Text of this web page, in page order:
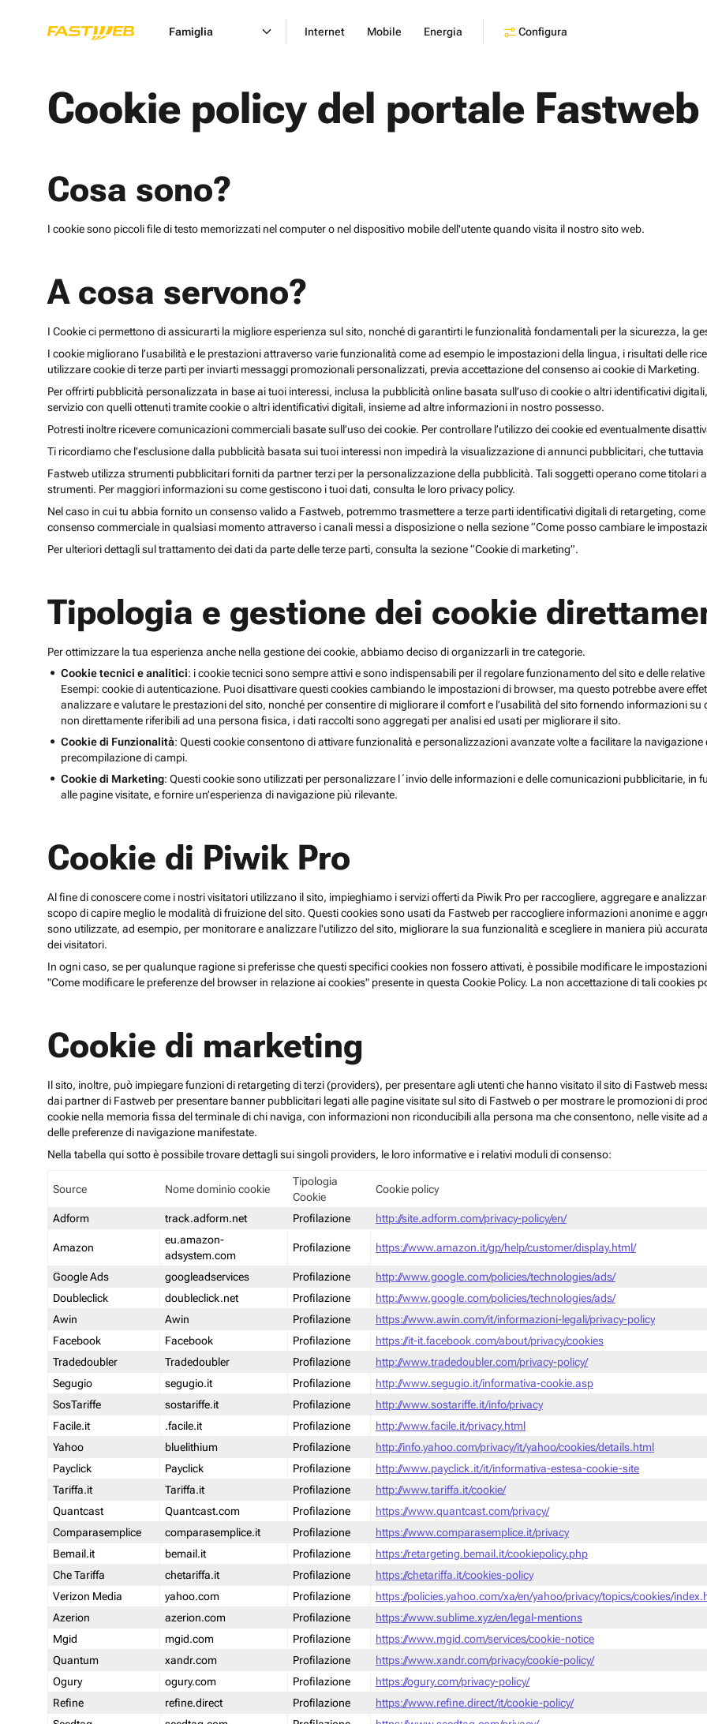
Famiglia Internet Mobile Energia Configura
Cookie policy del portale Fastweb
Cosa sono?
I cookie sono piccoli file di testo memorizzati nel computer o nel dispositivo mobile dell'utente quando visita il nostro sito web.
A cosa servono?
I Cookie ci permettono di assicurarti la migliore esperienza sul sito, nonché di garantirti le funzionalità fondamentali per la sicurezza, la
I cookie migliorano l’usabilità e le prestazioni attraverso varie funzionalità come ad esempio le impostazioni della lingua, i risultati delle
utilizzare cookie di terze parti per inviarti messaggi promozionali personalizzati, previa accettazione del consenso ai cookie di Marketing.
Per offrirti pubblicità personalizzata in base ai tuoi interessi, inclusa la pubblicità online basata sull’uso di cookie o altri identificativi
servizio con quelli ottenuti tramite cookie o altri identificativi digitali, insieme ad altre informazioni in nostro possesso.
Potresti inoltre ricevere comunicazioni commerciali basate sull’uso dei cookie. Per controllare l’utilizzo dei cookie ed eventualmente
Ti ricordiamo che l’esclusione dalla pubblicità basata sui tuoi interessi non impedirà la visualizzazione di annunci pubblicitari, che
Fastweb utilizza strumenti pubblicitari forniti da partner terzi per la personalizzazione della pubblicità. Tali soggetti operano come
strumenti. Per maggiori informazioni su come gestiscono i tuoi dati, consulta le loro privacy policy.
Nel caso in cui tu abbia fornito un consenso valido a Fastweb, potremmo trasmettere a terze parti identificativi digitali di retargeting,
consenso commerciale in qualsiasi momento attraverso i canali messi a disposizione o nella sezione “Come posso cambiare le
Per ulteriori dettagli sul trattamento dei dati da parte delle terze parti, consulta la sezione “Cookie di marketing”.
Tipologia e gestione dei cookie
Per ottimizzare la tua esperienza anche nella gestione dei cookie, abbiamo deciso di organizzarli in tre categorie.
Cookie tecnici e analitici: i cookie tecnici sono sempre attivi e sono indispensabili per il regolare funzionamento del sito e delle
Esempi: cookie di autenticazione. Puoi disattivare questi cookies cambiando le impostazioni di browser, ma questo potrebbe avere
analizzare e valutare le prestazioni del sito, nonché per consentire di migliorare il comfort e l’usabilità del sito fornendo informazioni
non direttamente riferibili ad una persona fisica, i dati raccolti sono aggregati per analisi ed usati per migliorare il sito.
Cookie di Funzionalità: Questi cookie consentono di attivare funzionalità e personalizzazioni avanzate volte a facilitare la
precompilazione di campi.
Cookie di Marketing: Questi cookie sono utilizzati per personalizzare l´invio delle informazioni e delle comunicazioni pubblicitarie, in
alle pagine visitate, e fornire un’esperienza di navigazione più rilevante.
Cookie di Piwik Pro
Al fine di conoscere come i nostri visitatori utilizzano il sito, impieghiamo i servizi offerti da Piwik Pro per raccogliere, aggregare e
scopo di capire meglio le modalità di fruizione del sito. Questi cookies sono usati da Fastweb per raccogliere informazioni anonime e
sono utilizzate, ad esempio, per monitorare e analizzare l'utilizzo del sito, migliorare la sua funzionalità e scegliere in maniera più
dei visitatori.
In ogni caso, se per qualunque ragione si preferisse che questi specifici cookies non fossero attivati, è possibile modificare le
"Come modificare le preferenze del browser in relazione ai cookies" presente in questa Cookie Policy. La non accettazione di tali cookies
Cookie di marketing
Il sito, inoltre, può impiegare funzioni di retargeting di terzi (providers), per presentare agli utenti che hanno visitato il sito di Fastweb
dai partner di Fastweb per presentare banner pubblicitari legati alle pagine visitate sul sito di Fastweb o per mostrare le promozioni di
cookie nella memoria fissa del terminale di chi naviga, con informazioni non riconducibili alla persona ma che consentono, nelle visite
delle preferenze di navigazione manifestate.
Nella tabella qui sotto è possibile trovare dettagli sui singoli providers, le loro informative e i relativi moduli di consenso:
Source Nome dominio cookie
Tipologia
Cookie
Cookie policy
Adform track.adform.net Profilazione http://site.adform.com/privacy-policy/en/
Amazon
eu.amazon-
adsystem.com
Profilazione https://www.amazon.it/gp/help/customer/display.html/
Google Ads googleadservices Profilazione
http://www.google.com/policies/technologies/ads/
Doubleclick
doubleclick.net Profilazione
http://www.google.com/policies/technologies/ads/
Awin
Awin Profilazione
https://www.awin.com/it/informazioni-legali/privacy-policy
Facebook
Facebook Profilazione
https://it-it.facebook.com/about/privacy/cookies
Tradedoubler
Tradedoubler Profilazione
http://www.tradedoubler.com/privacy-policy/
Segugio
segugio.it Profilazione
http://www.segugio.it/informativa-cookie.asp
SosTariffe
sostariffe.it Profilazione
http://www.sostariffe.it/info/privacy
Facile.it
.facile.it Profilazione
http://www.facile.it/privacy.html
Yahoo
bluelithium Profilazione
http://info.yahoo.com/privacy/it/yahoo/cookies/details.html
Payclick
Payclick Profilazione
http://www.payclick.it/it/informativa-estesa-cookie-site
Tariffa.it
Tariffa.it Profilazione
http://www.tariffa.it/cookie/
Quantcast
Quantcast.com Profilazione
https://www.quantcast.com/privacy/
Comparasemplice
comparasemplice.it Profilazione
https://www.comparasemplice.it/privacy
Bemail.it
bemail.it Profilazione
https://retargeting.bemail.it/cookiepolicy.php
Che Tariffa
chetariffa.it Profilazione
https://chetariffa.it/cookies-policy
Verizon Media
yahoo.com Profilazione
https://policies.yahoo.com/xa/en/yahoo/privacy/topics/cookies/
Azerion
azerion.com Profilazione
https://www.sublime.xyz/en/legal-mentions
Mgid
mgid.com Profilazione
https://www.mgid.com/services/cookie-notice
Quantum
xandr.com Profilazione
https://www.xandr.com/privacy/cookie-policy/
Ogury
ogury.com Profilazione
https://ogury.com/privacy-policy/
Refine
refine.direct Profilazione
https://www.refine.direct/it/cookie-policy/